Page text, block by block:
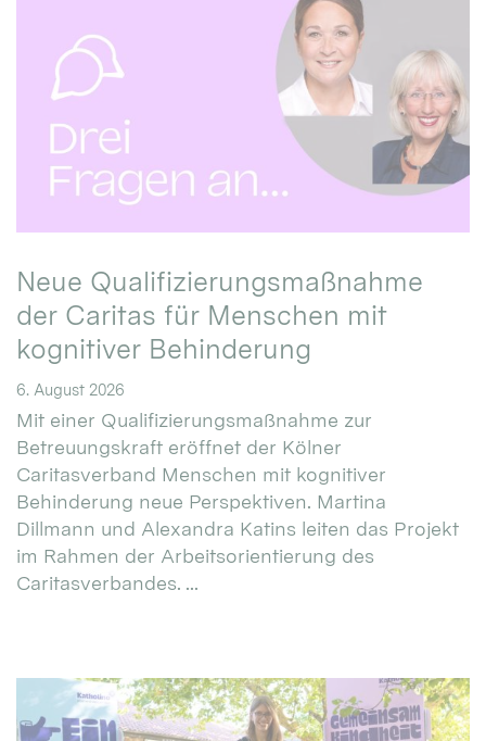
Neue Qualifizierungsmaßnahme
der Caritas für Menschen mit
kognitiver Behinderung
6. August 2026
Mit einer Qualifizierungsmaßnahme zur
Betreuungskraft eröffnet der Kölner
Caritasverband Menschen mit kognitiver
Behinderung neue Perspektiven. Martina
Dillmann und Alexandra Katins leiten das Projekt
im Rahmen der Arbeitsorientierung des
Caritasverbandes. ...